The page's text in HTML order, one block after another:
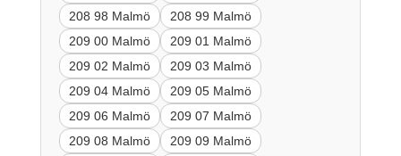
208 98 Malmö
208 99 Malmö
209 00 Malmö
209 01 Malmö
209 02 Malmö
209 03 Malmö
209 04 Malmö
209 05 Malmö
209 06 Malmö
209 07 Malmö
209 08 Malmö
209 09 Malmö